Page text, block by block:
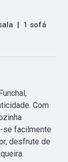
| 1 sofá
Com
se facilmente
desfrute de